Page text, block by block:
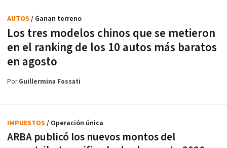
Los tres modelos chinos que se metieron
en el ranking de los 10 autos más baratos
en agosto
AUTOS / Ganan terreno
PorGuillermina Fossati
ARBA publicó los nuevos montos del
IMPUESTOS / Operación única